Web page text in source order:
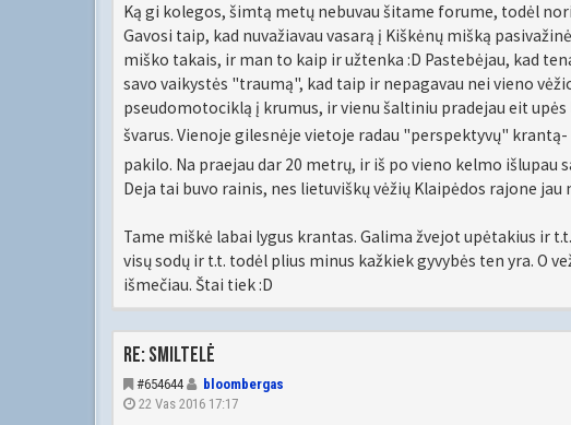
Ką gi kolegos, šimtą metų nebuvau šitame forume, todėl
Gavosi taip, kad nuvažiavau vasarą į Kiškėnų mišką
miško takais, ir man to kaip ir užtenka :D Pastebėjau, kad
savo vaikystės "traumą", kad taip ir nepagavau nei vieno
pseudomotociklą į krumus, ir vienu šaltiniu pradejau eit
švarus. Vienoje gilesnėje vietoje radau "perspektyvų"
pakilo. Na praejau dar 20 metrų, ir iš po vieno kelmo išlupau
Deja tai buvo rainis, nes lietuviškų vėžių Klaipėdos rajone jau
Tame miškė labai lygus krantas. Galima žvejot upėtakius ir
visų sodų ir t.t. todėl plius minus kažkiek gyvybės ten yra. O
išmečiau. Štai tiek :D
Re: Smiltelė
#654644
bloombergas
22 Vas 2016 17:17